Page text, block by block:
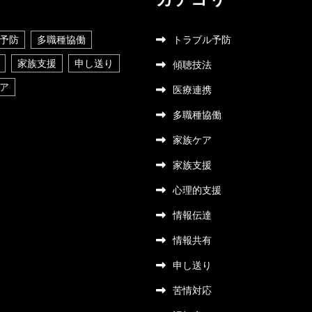
防
多職種協働
家族支援
申し送り
トラブル予防
傾聴技法
医療連携
多職種協働
家族ケア
家族支援
心理的支援
情報伝達
情報共有
申し送り
苦情対応